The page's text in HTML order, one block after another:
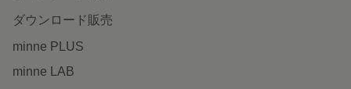
ダウンロード販売
minne PLUS
minne LAB